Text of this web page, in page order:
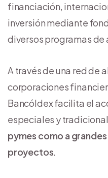
financiación,
inversión mediante
diversos programas
A través de una red de
corporaciones
Bancóldex facilita el
especiales y
pymes como a
proyectos.